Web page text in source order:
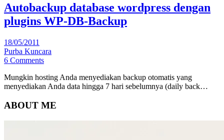
Autobackup database wordpress dengan
plugins WP-DB-Backup
18/05/2011
Purba Kuncara
6 Comments
Mungkin hosting Anda menyediakan backup otomatis yang
menyediakan Anda data hingga 7 hari sebelumnya (daily back…
ABOUT ME